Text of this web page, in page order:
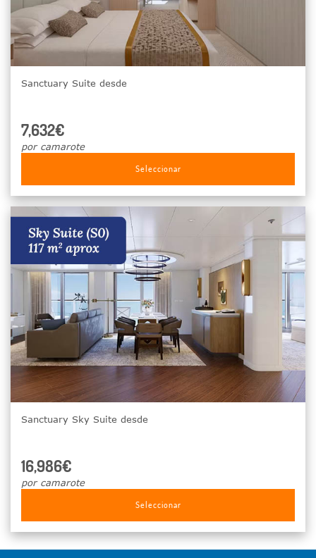
Sanctuary Suite desde
7,632€
por camarote
Seleccionar
Sanctuary Sky Suite desde
16,986€
por camarote
Seleccionar